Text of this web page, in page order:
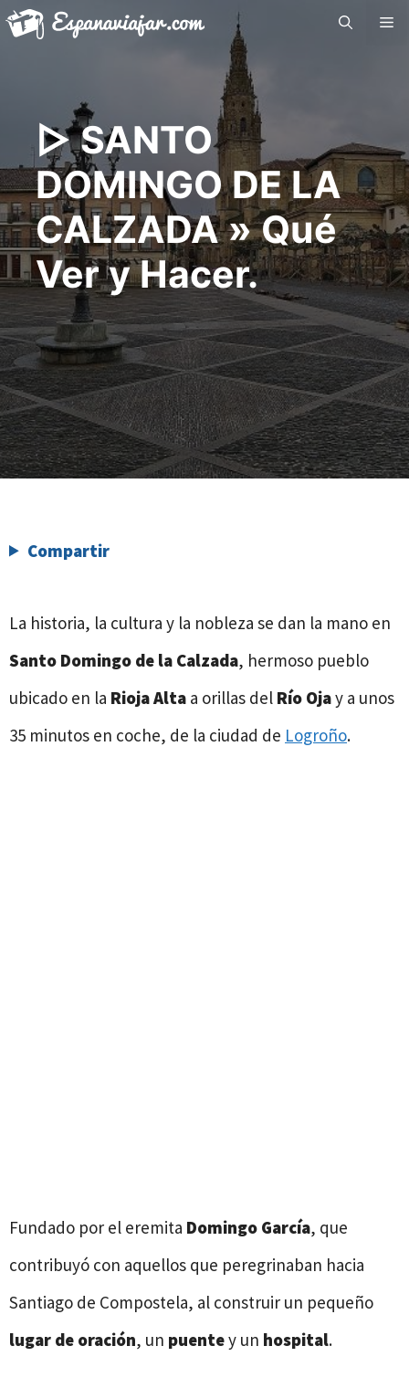
Saltar
▷ SANTO
DOMINGO DE LA
CALZADA » Qué
Ver y Hacer.
Compartir
La historia, la cultura y la nobleza se dan la mano en
Santo Domingo de la Calzada, hermoso pueblo
ubicado en la Rioja Alta a orillas del Río Ojay a unos
35 minutos en coche, de la ciudad de Logroño.
Fundado por el eremita Domingo García, que
contribuyó con aquellos que peregrinaban hacia
Santiago de Compostela, al construir un pequeño
lugar de oración, un puentey un hospital.